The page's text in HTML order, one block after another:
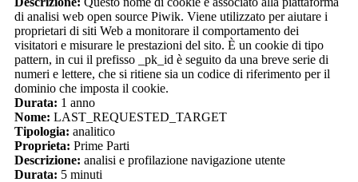
di analisi web open source Piwik. Viene utilizzato per aiutare i
proprietari di siti Web a monitorare il comportamento dei
visitatori e misurare le prestazioni del sito. È un cookie di tipo
pattern, in cui il prefisso _pk_id è seguito da una breve serie di
numeri e lettere, che si ritiene sia un codice di riferimento per il
dominio che imposta il cookie.
Durata: 1 anno
Nome: LAST_REQUESTED_TARGET
Tipologia: analitico
Proprieta: Prime Parti
Descrizione: analisi e profilazione navigazione utente
Durata: 5 minuti